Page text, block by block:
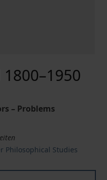
– Problems
Philosophical Studies